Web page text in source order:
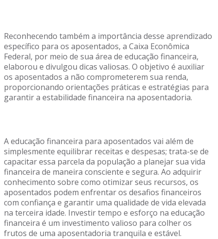
Reconhecendo também a importância desse aprendizado
específico para os aposentados, a Caixa Econômica
Federal, por meio de sua área de educação financeira,
elaborou e divulgou dicas valiosas. O objetivo é auxiliar
os aposentados a não comprometerem sua renda,
proporcionando orientações práticas e estratégias para
garantir a estabilidade financeira na aposentadoria.
A educação financeira para aposentados vai além de
simplesmente equilibrar receitas e despesas; trata-se de
capacitar essa parcela da população a planejar sua vida
financeira de maneira consciente e segura. Ao adquirir
conhecimento sobre como otimizar seus recursos, os
aposentados podem enfrentar os desafios financeiros
com confiança e garantir uma qualidade de vida elevada
na terceira idade. Investir tempo e esforço na educação
financeira é um investimento valioso para colher os
frutos de uma aposentadoria tranquila e estável.